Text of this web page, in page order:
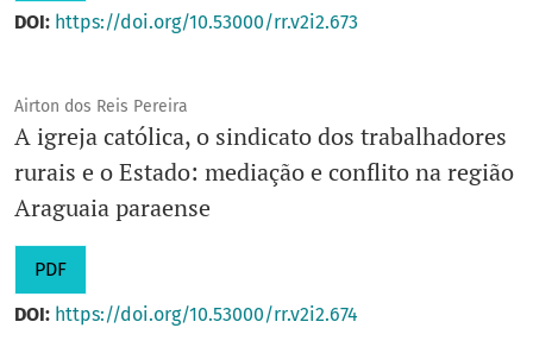
DOI: https://doi.org/10.53000/rr.v2i2.673
Airton dos Reis Pereira
A igreja católica, o sindicato dos trabalhadores
rurais e o Estado: mediação e conflito na região
Araguaia paraense
PDF
DOI: https://doi.org/10.53000/rr.v2i2.674